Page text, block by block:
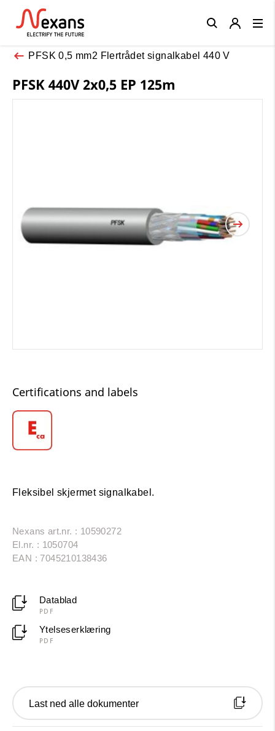
PFSK 0,5 mm2 Flertrådet signalkabel 440 V
PFSK 440V 2x0,5 EP 125m
Certifications and labels
Fleksibel skjermet signalkabel.
Nexans art.nr. : 10590272
El.nr. : 1050704
EAN : 7045210138436
Datablad
PDF
Ytelseserklæring
PDF
Last ned alle dokumenter
Close